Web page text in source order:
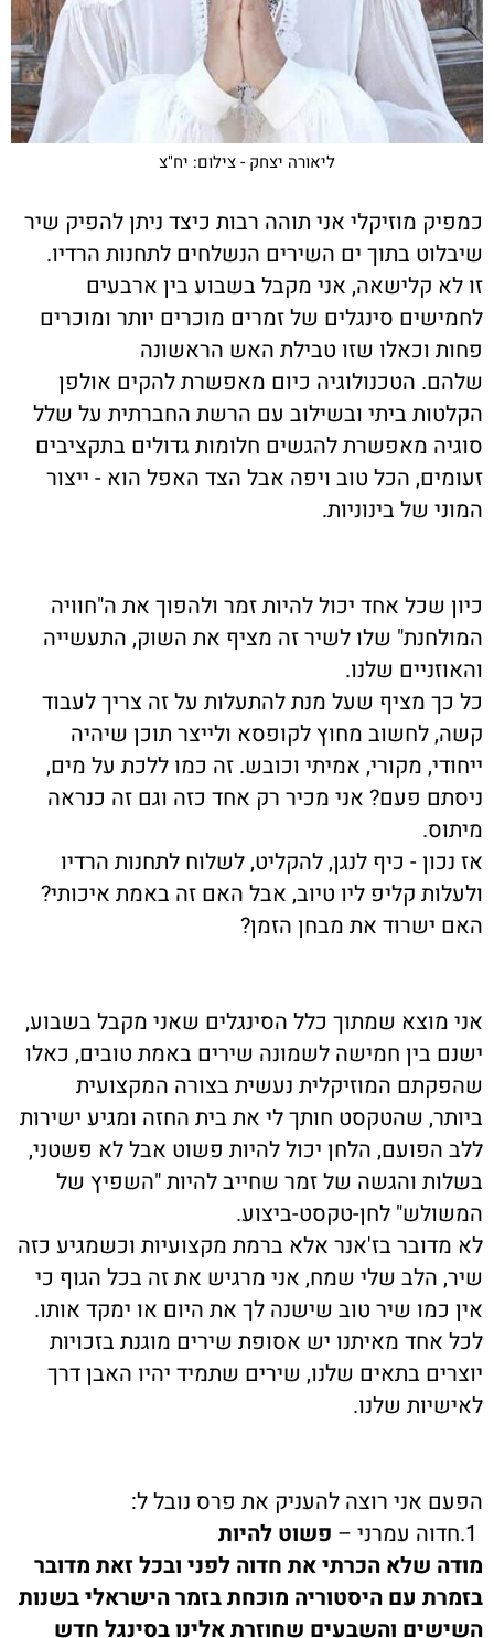
ליאורה יצחק - צילום: יח"צ
כמפיק מוזיקלי אני תוהה רבות כיצד ניתן להפיק שיר
שיבלוט בתוך ים השירים הנשלחים לתחנות הרדיו.
זו לא קלישאה, אני מקבל בשבוע בין ארבעים
לחמישים סינגלים של זמרים מוכרים יותר ומוכרים
פחות וכאלו שזו טבילת האש הראשונה
שלהם. הטכנולוגיה כיום מאפשרת להקים אולפן
הקלטות ביתי ובשילוב עם הרשת החברתית על שלל
סוגיה מאפשרת להגשים חלומות גדולים בתקציבים
זעומים, הכל טוב ויפה אבל הצד האפל הוא - ייצור
המוני של בינוניות.
כיון שכל אחד יכול להיות זמר ולהפוך את ה"חוויה
המולחנת" שלו לשיר זה מציף את השוק, התעשייה
והאוזניים שלנו.
כל כך מציף שעל מנת להתעלות על זה צריך לעבוד
קשה, לחשוב מחוץ לקופסא ולייצר תוכן שיהיה
ייחודי, מקורי, אמיתי וכובש. זה כמו ללכת על מים,
ניסתם פעם? אני מכיר רק אחד כזה וגם זה כנראה
מיתוס.
אז נכון - כיף לנגן, להקליט, לשלוח לתחנות הרדיו
ולעלות קליפ ליו טיוב, אבל האם זה באמת איכותי?
האם ישרוד את מבחן הזמן?
אני מוצא שמתוך כלל הסינגלים שאני מקבל בשבוע,
ישנם בין חמישה לשמונה שירים באמת טובים, כאלו
שהפקתם המוזיקלית נעשית בצורה המקצועית
ביותר, שהטקסט חותך לי את בית החזה ומגיע ישירות
ללב הפועם, הלחן יכול להיות פשוט אבל לא פשטני,
בשלות והגשה של זמר שחייב להיות "השפיץ של
המשולש" לחן-טקסט-ביצוע.
לא מדובר בז'אנר אלא ברמת מקצועיות וכשמגיע כזה
שיר, הלב שלי שמח, אני מרגיש את זה בכל הגוף כי
אין כמו שיר טוב שישנה לך את היום או ימקד אותו.
לכל אחד מאיתנו יש אסופת שירים מוגנת בזכויות
יוצרים בתאים שלנו, שירים שתמיד יהיו האבן דרך
לאישיות שלנו.
הפעם אני רוצה להעניק את פרס נובל ל:
פשוט להיות
מודה שלא הכרתי את חדוה לפני ובכל זאת מדובר
בזמרת עם היסטוריה מוכחת בזמר הישראלי בשנות
השישים והשבעים שחוזרת אלינו בסינגל חדש